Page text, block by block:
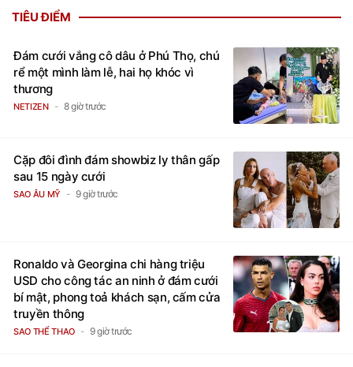
TIÊU ĐIỂM
Đám cưới vắng cô dâu ở Phú Thọ, chú
rể một mình làm lễ, hai họ khóc vì
thương
NETIZEN 8 giờ trước
Cặp đôi đình đám showbiz ly thân gấp
sau 15 ngày cưới
SAO ÂU MỸ 9 giờ trước
Ronaldo và Georgina chi hàng triệu
USD cho công tác an ninh ở đám cưới
bí mật, phong toả khách sạn, cấm cửa
truyền thông
SAO THỂ THAO 9 giờ trước